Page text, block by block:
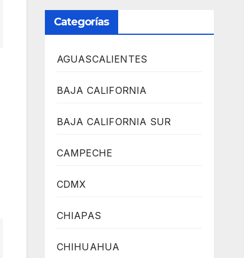
Categorías
AGUASCALIENTES
BAJA CALIFORNIA
BAJA CALIFORNIA SUR
CAMPECHE
CDMX
CHIAPAS
CHIHUAHUA